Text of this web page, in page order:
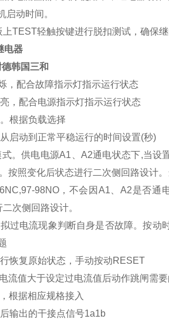
动时间。
TEST轻触按键进行脱扣测试，确保继
电器
韩国三和
，配合故障指示灯指示运行状态
，配合电源指示灯指示运行状态
根据负载选择
启动到正常平稳运行的时间设置(秒)
。供电电源A1、A2通电状态下,当设
按照变化后状态进行二次侧回路设计
98NO，不会因A1、A2是否
次侧回路设计。
过电流现象判断自身是否故障。按动
恢复原始状态，手动按动RESET
流值大于设定过电流值后动作跳闸需
根据相应规格接入
输出的干接点信号1a1b